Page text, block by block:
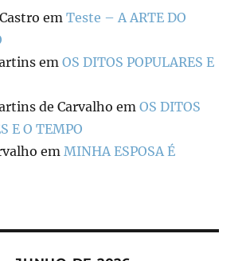
emTeste – A ARTE DO
emOS DITOS POPULARES E
de Carvalho emOS DITOS
E O TEMPO
emMINHA ESPOSA É